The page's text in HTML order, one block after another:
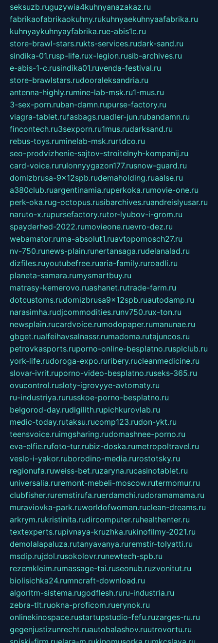
seksuzb.ruguzywia4kuhnyanazakaz.ru
fabrikaofabrikaokuhny.rukuhnyaekuhnyaafabrika.ru
kuhnyaykuhnyayfabrika.rue-abis1c.ru
store-brawl-stars.rukts-services.rudark-sand.ru
sindika-01.rusp-life.rux-legion.rusib-archives.ru
e-abis-1-c.rusindika01.ruvenda-festival.ru
store-brawlstars.rudooraleksandria.ru
antenna-highly.rumine-lab-msk.ru1-mus.ru
3-sex-porn.ruban-damn.rupurse-factory.ru
viagra-tablet.rufasbags.ruadler-jun.rubandamn.ru
fincontech.ru3sexporn.ru1mus.rudarksand.ru
rebus-toys.ruminelab-msk.rurtdco.ru
seo-prodvizhenie-sajtov-stroitelnyh-kompanij.ru
card-voice.rurulonnyygazon177.rusnow-guard.ru
domizbrusa-9x12spb.rudemaholding.ruaalse.ru
a380club.ruargentinamia.ruperkoka.rumovie-one.ru
perk-oka.rug-octopus.rusibarchives.ruandreislyusar.ru
naruto-x.rupursefactory.rutor-lyubov-i-grom.ru
spayderhed-2022.rumovieone.ruevro-dez.ru
webamator.ruma-absolut1.ruavtopomosch27.ru
nv-750.runews-plain.runertansaga.rudelanalad.ru
dizfiles.ruyoutubefree.ruaria-family.ruroadli.ru
planeta-samara.rumysmartbuy.ru
matrasy-kemerovo.ruashanet.rutrade-farm.ru
dotcustoms.rudomizbrusa9x12spb.ruautodamp.ru
narasimha.rudjcommodities.runv750.rux-ton.ru
newsplain.rucardvoice.rumodopaper.rumanunae.ru
gbget.rualfeihavsalnassr.rumadoma.rutajuncos.ru
petrovkasports.ruporno-online-besplatno.rusplclub.ru
york-life.rudoroga-expo.ruribery.rucleanmedicine.ru
slovar-ivrit.ruporno-video-besplatno.ruseks-365.ru
ovucontrol.rusloty-igrovyye-avtomaty.ru
ru-industriya.rurusskoe-porno-besplatno.ru
belgorod-day.rudigilith.rupichkurovlab.ru
medic-today.rutaksu.rucomp123.rudon-ykt.ru
teensvoice.ruimgsharing.rudomashnee-porno.ru
eva-elfie.rufoto-tur.rubiz-doska.rumetropoltravel.ru
veslo-i-yakor.ruborodino-media.rurostotsky.ru
regionufa.ruweiss-bet.ruzaryna.rucasinotablet.ru
universalia.ruremont-mebeli-moscow.rutermomur.ru
clubfisher.ruremstirufa.ruerdamchi.rudoramamama.ru
muraviovka-park.ruworldofwoman.ruclean-dreams.ru
arkrym.rukristinita.rudircomputer.ruhealthenter.ru
textexperts.rupivnaya-kruzhka.rukinofilmy-2021.ru
demolalapaluza.rutanyavanya.ruremstir-tolyatti.ru
msdip.rujdol.rusokolovr.runewtech-spb.ru
rezemkleim.rumassage-tai.ruseonub.ruzvonitut.ru
biolisichka24.rumncraft-download.ru
algoritm-sistema.rugodflesh.ruru-industria.ru
zebra-tlt.ruokna-proficom.ruerynok.ru
onlinekinospace.rustartupstudio-fefu.ruzarges-ru.ru
gegenjustizunrecht.ruautobalashov.ruutrovortu.ru